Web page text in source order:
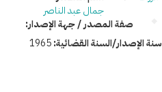
سنة الإصدار/السنة القضائية:1965
جمال عبد الناصر
صفة المصدر / جهة الإصدار: